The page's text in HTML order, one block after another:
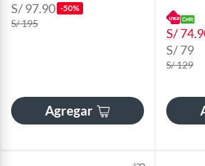
S/ 97.90 -50%
S/ 195
Agregar
S/
S/ 79
S/ 129